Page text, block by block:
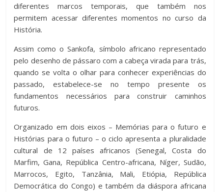
diferentes marcos temporais, que também nos
permitem acessar diferentes momentos no curso da
História.
Assim como o Sankofa, símbolo africano representado
pelo desenho de pássaro com a cabeça virada para trás,
quando se volta o olhar para conhecer experiências do
passado, estabelece-se no tempo presente os
fundamentos necessários para construir caminhos
futuros.
Organizado em dois eixos – Memórias para o futuro e
Histórias para o futuro – o ciclo apresenta a pluralidade
cultural de 12 países africanos (Senegal, Costa do
Marfim, Gana, República Centro-africana, Níger, Sudão,
Marrocos, Egito, Tanzânia, Mali, Etiópia, República
Democrática do Congo) e também da diáspora africana